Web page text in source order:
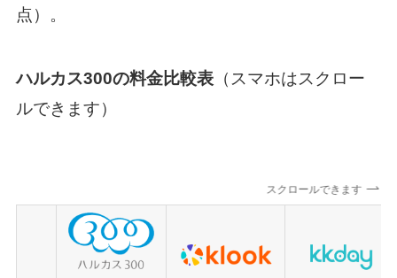
点）。
ハルカス300の料金比較表（スマホはスクロー
ルできます）
スクロールできます